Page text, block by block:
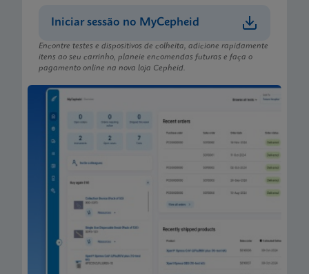
Iniciar sessão no MyCepheid
Encontre testes e dispositivos de colheita, adicione rapidamente
itens ao seu carrinho, planeie encomendas futuras e faça o
pagamento online na nova loja Cepheid.